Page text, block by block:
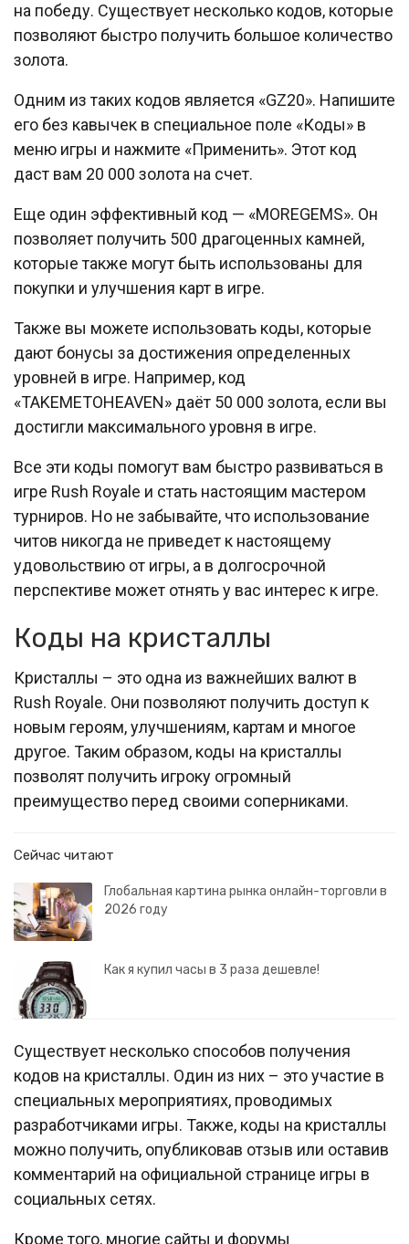
на победу. Существует несколько кодов, которые
позволяют быстро получить большое количество
золота.
Одним из таких кодов является «GZ20». Напишите
его без кавычек в специальное поле «Коды» в
меню игры и нажмите «Применить». Этот код
даст вам 20 000 золота на счет.
Еще один эффективный код — «MOREGEMS». Он
позволяет получить 500 драгоценных камней,
которые также могут быть использованы для
покупки и улучшения карт в игре.
Также вы можете использовать коды, которые
дают бонусы за достижения определенных
уровней в игре. Например, код
«TAKEMETOHEAVEN» даёт 50 000 золота, если вы
достигли максимального уровня в игре.
Все эти коды помогут вам быстро развиваться в
игре Rush Royale и стать настоящим мастером
турниров. Но не забывайте, что использование
читов никогда не приведет к настоящему
удовольствию от игры, а в долгосрочной
перспективе может отнять у вас интерес к игре.
Коды на кристаллы
Кристаллы – это одна из важнейших валют в
Rush Royale. Они позволяют получить доступ к
новым героям, улучшениям, картам и многое
другое. Таким образом, коды на кристаллы
позволят получить игроку огромный
преимущество перед своими соперниками.
Сейчас читают
Глобальная картина рынка онлайн-торговли в
2026 году
Как я купил часы в 3 раза дешевле!
Существует несколько способов получения
кодов на кристаллы. Один из них – это участие в
специальных мероприятиях, проводимых
разработчиками игры. Также, коды на кристаллы
можно получить, опубликовав отзыв или оставив
комментарий на официальной странице игры в
социальных сетях.
Кроме того, многие сайты и форумы